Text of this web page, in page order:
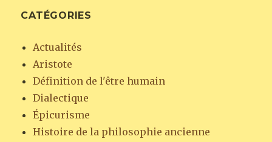
CATÉGORIES
Actualités
Aristote
Définition de l'être humain
Dialectique
Épicurisme
Histoire de la philosophie ancienne